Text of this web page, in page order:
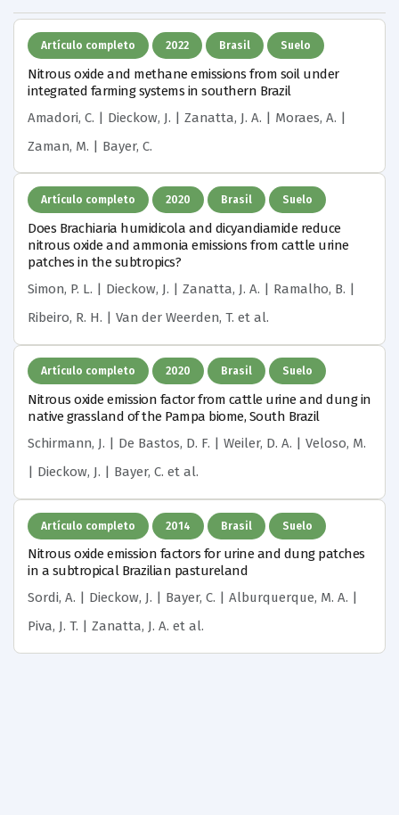
Artículo completo 2022 Brasil Suelo
Nitrous oxide and methane emissions from soil under
integrated farming systems in southern Brazil
Amadori, C. | Dieckow, J. | Zanatta, J. A. | Moraes, A. |
Zaman, M. | Bayer, C.
Artículo completo 2020 Brasil Suelo
Does Brachiaria humidicola and dicyandiamide reduce
nitrous oxide and ammonia emissions from cattle urine
patches in the subtropics?
Simon, P. L. | Dieckow, J. | Zanatta, J. A. | Ramalho, B. |
Ribeiro, R. H. | Van der Weerden, T. et al.
Artículo completo 2020 Brasil Suelo
Nitrous oxide emission factor from cattle urine and dung in
native grassland of the Pampa biome, South Brazil
Schirmann, J. | De Bastos, D. F. | Weiler, D. A. | Veloso, M.
| Dieckow, J. | Bayer, C. et al.
Artículo completo 2014 Brasil Suelo
Nitrous oxide emission factors for urine and dung patches
in a subtropical Brazilian pastureland
Sordi, A. | Dieckow, J. | Bayer, C. | Alburquerque, M. A. |
Piva, J. T. | Zanatta, J. A. et al.